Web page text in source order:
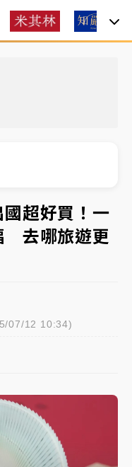
仲諒向法院聲請遭
上預約開賣一度塞車
抗告成功 今重開羈
3天 「紅到發紫」降
遭查扣畫面曝光
仲諒向法院聲請遭
超好買！一
去哪旅遊更
07/12 10:34)